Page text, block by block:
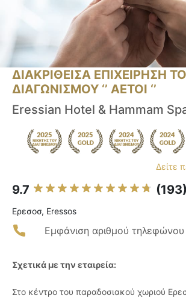
ΔΙΑΚΡΙΘΕΙΣΑ ΕΠΙΧΕΙΡΗΣΗ
ΔΙΑΓΩΝΙΣΜΟΥ ‘’ ΑΕΤΟΙ ‘’
Eressian Hotel & Hammam
Δείτε
9.7 (193)
Ερεσοσ, Eressos
Εμφάνιση αριθμού τηλεφώνου
Σχετικά με την εταιρεία:
Στο κέντρο του παραδοσιακού χωριού